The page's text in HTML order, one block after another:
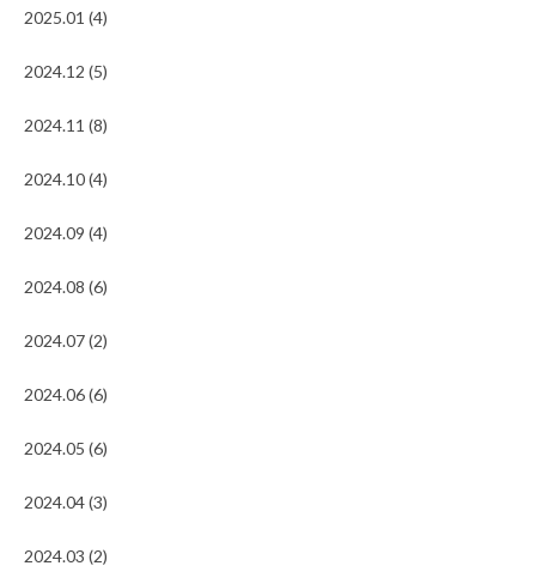
2025.01 (4)
2024.12 (5)
2024.11 (8)
2024.10 (4)
2024.09 (4)
2024.08 (6)
2024.07 (2)
2024.06 (6)
2024.05 (6)
2024.04 (3)
2024.03 (2)